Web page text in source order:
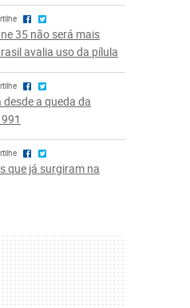
35 não será mais
avalia uso da pílula
a queda da
que já surgiram na